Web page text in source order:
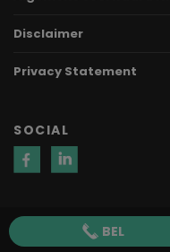
Disclaimer
Privacy Statement
SOCIAL
BEL